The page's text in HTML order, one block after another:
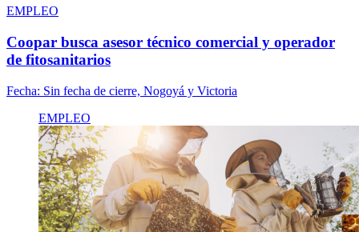
EMPLEO
Coopar busca asesor técnico comercial y operador
de fitosanitarios
Fecha: Sin fecha de cierre, Nogoyá y Victoria
EMPLEO